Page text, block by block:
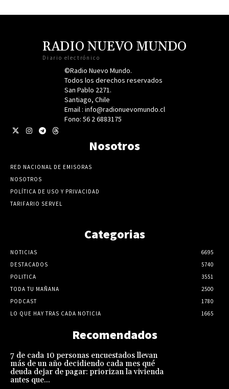
RADIO NUEVO MUNDO
Diario electrónico
©Radio Nuevo Mundo.
Todos los derechos reservados
San Pablo 2271.
Santiago, Chile
Email : info@radionuevomundo.cl
Fono: 56 2 6883175
Nosotros
RED NACIONAL DE EMISORAS
NOSOTROS
POLÍTICA DE USO Y PRIVACIDAD
TARIFARIO SERVEL
Categorias
NOTICIAS
6695
DESTACADOS
5740
POLITICA
3551
TODA TU MAÑANA
2500
PODCAST
1780
LO QUE HAY TRAS CADA NOTICIA
1665
Recomendados
7 de cada 10 personas encuestados llevan
más de un año decidiendo cada mes qué
deuda dejar de pagar: priorizan la vivienda
antes que...